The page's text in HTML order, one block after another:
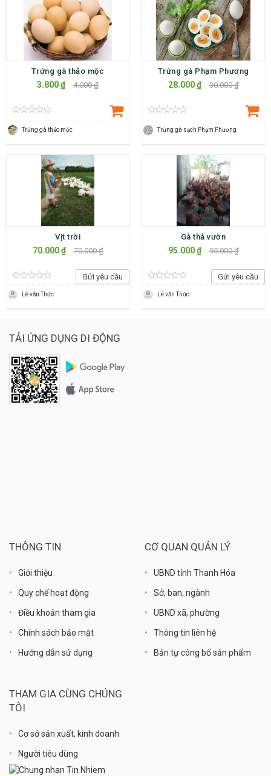
Trứng gà thảo mộc
3.800 ₫ 4.000 ₫
Trứng gà thảo mộc
Trứng gà Phạm Phương
28.000 ₫ 30.000 ₫
Trứng gà sạch Phạm Phương
Vịt trời
70.000 ₫ 70.000 ₫
Gửi yêu cầu
Lê văn Thức
Gà thả vườn
95.000 ₫ 95.000 ₫
Gửi yêu cầu
Lê văn Thức
TẢI ỨNG DỤNG DI ĐỘNG
THÔNG TIN
Giới thiệu
Quy chế hoạt động
Điều khoản tham gia
Chính sách bảo mật
Hướng dẫn sử dụng
CƠ QUAN QUẢN LÝ
UBND tỉnh Thanh Hóa
Sở, ban, ngành
UBND xã, phường
Thông tin liên hệ
Bản tự công bố sản phẩm
THAM GIA CÙNG CHÚNG
TÔI
Cơ sở sản xuất, kinh doanh
Người tiêu dùng